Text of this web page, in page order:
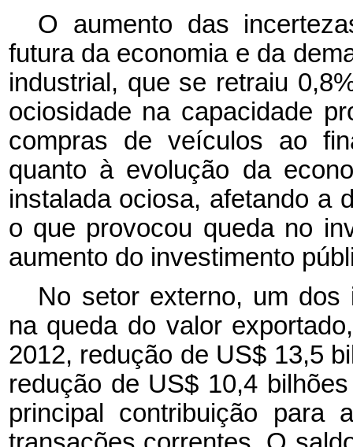
O aumento das
futura da economia e da
industrial, que se retraiu
ociosidade na capacidade
compras de veículos ao
quanto à evolução da
instalada ociosa, afetando a
o que provocou queda no
aumento do investimento
No setor externo, um dos
na queda do valor
2012, redução de US$ 13,5
redução de US$ 10,4
principal contribuição para